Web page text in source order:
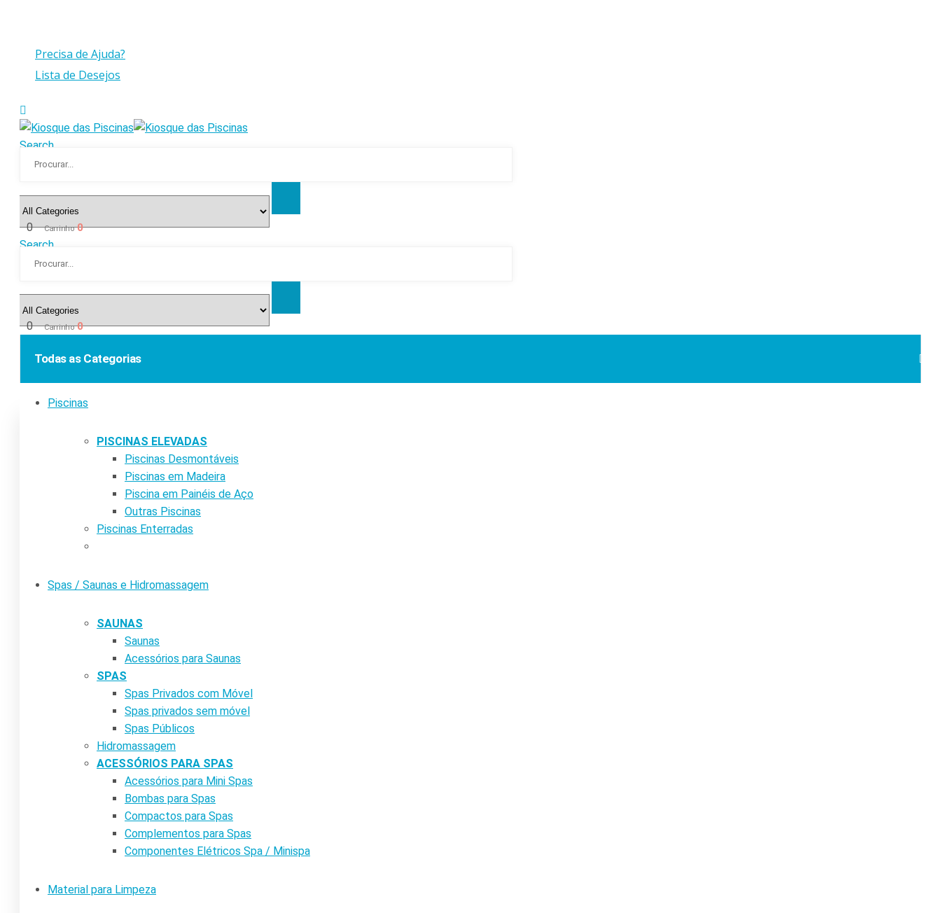
Precisa de Ajuda?
Lista de Desejos
Search
0 Carrinho0
Search
0 Carrinho0
Todas as Categorias
Piscinas
PISCINAS ELEVADAS
Piscinas Desmontáveis
Piscinas em Madeira
Piscina em Painéis de Aço
Outras Piscinas
Piscinas Enterradas
Spas / Saunas e Hidromassagem
SAUNAS
Saunas
Acessórios para Saunas
SPAS
Spas Privados com Móvel
Spas privados sem móvel
Spas Públicos
Hidromassagem
ACESSÓRIOS PARA SPAS
Acessórios para Mini Spas
Bombas para Spas
Compactos para Spas
Complementos para Spas
Componentes Elétricos Spa / Minispa
Material para Limpeza